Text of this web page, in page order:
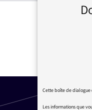
Cette boîte de dialogue
Les informations que